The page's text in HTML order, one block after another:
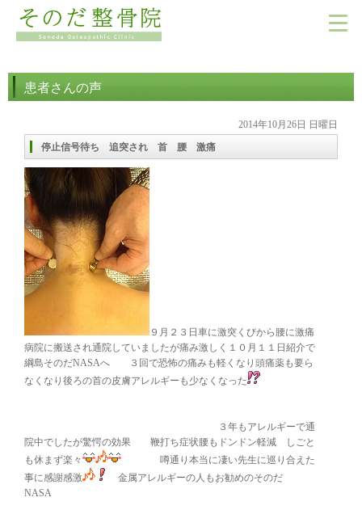
患者さんの声
2014年10月26日 日曜日
停止信号待ち 追突され 首 腰 激痛
９月２３日車に激突くびから腰に激痛
病院に搬送され通院していましたが痛み激しく１０月１１日紹介で
綱島そのだNASAへ ３回で恐怖の痛みも軽くなり頭痛薬も要ら
なくなり後ろの首の皮膚アレルギーも少なくなった
３年もアレルギーで通
院中でしたが驚愕の効果 鞭打ち症状腰もドンドン軽減 しごと
も休まず楽々
噂通り本当に凄い先生に巡り合えた
事に感謝感激
金属アレルギーの人もお勧めのそのだ
NASA